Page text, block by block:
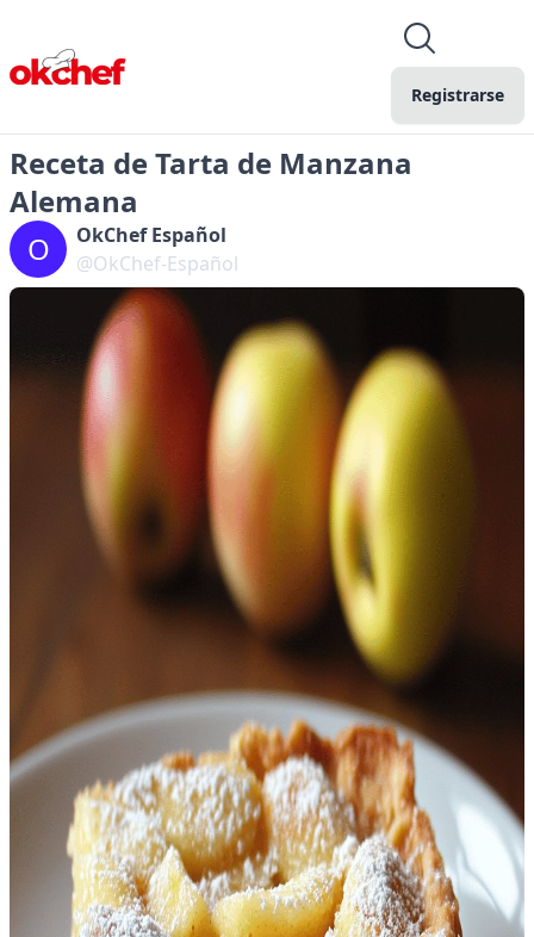
Registrarse
Receta de Tarta de Manzana
Alemana
O
OkChef Español
@OkChef-Español